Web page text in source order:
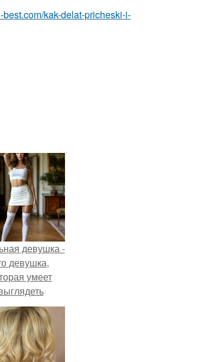
kak-delat-pricheski-i-
девушка -
девушка,
умеет
и
в любои
ситуации.